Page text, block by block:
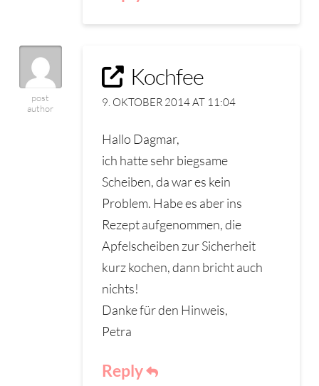
post
author
Kochfee
9. OKTOBER 2014 AT 11:04
Hallo Dagmar,
ich hatte sehr biegsame
Scheiben, da war es kein
Problem. Habe es aber ins
Rezept aufgenommen, die
Apfelscheiben zur Sicherheit
kurz kochen, dann bricht auch
nichts!
Danke für den Hinweis,
Petra
Reply